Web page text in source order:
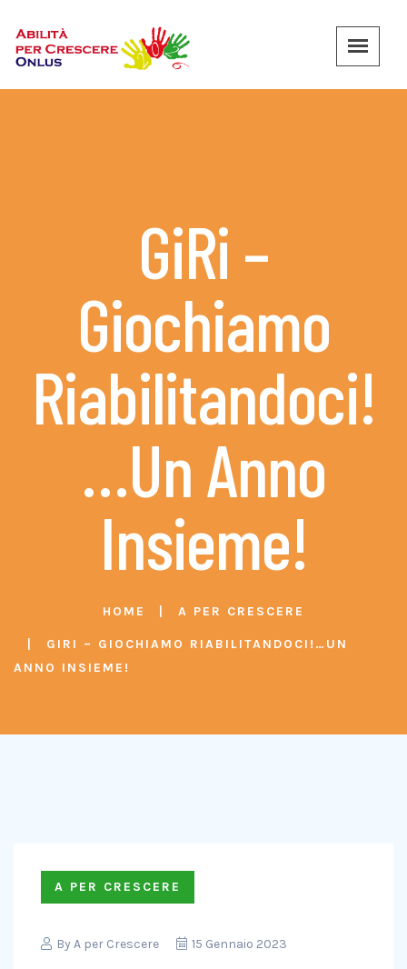
GiRi –
Giochiamo
Riabilitandoci!
…un Anno
Insieme!
HOME A PER CRESCERE
GIRI – GIOCHIAMO RIABILITANDOCI!…UN
ANNO INSIEME!
A PER CRESCERE
ByA per Crescere 15 Gennaio 2023